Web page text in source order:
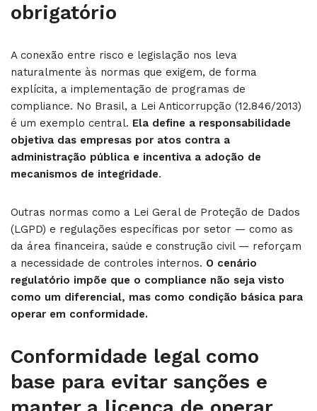
obrigatório
A conexão entre risco e legislação nos leva
naturalmente às normas que exigem, de forma
explícita, a implementação de programas de
compliance. No Brasil, a Lei Anticorrupção (12.846/2013)
é um exemplo central. Ela define a responsabilidade
objetiva das empresas por atos contra a
administração pública e incentiva a adoção de
mecanismos de integridade.
Outras normas como a Lei Geral de Proteção de Dados
(LGPD) e regulações específicas por setor — como as
da área financeira, saúde e construção civil — reforçam
a necessidade de controles internos. O cenário
regulatório impõe que o compliance não seja visto
como um diferencial, mas como condição básica para
operar em conformidade.
Conformidade legal como
base para evitar sanções e